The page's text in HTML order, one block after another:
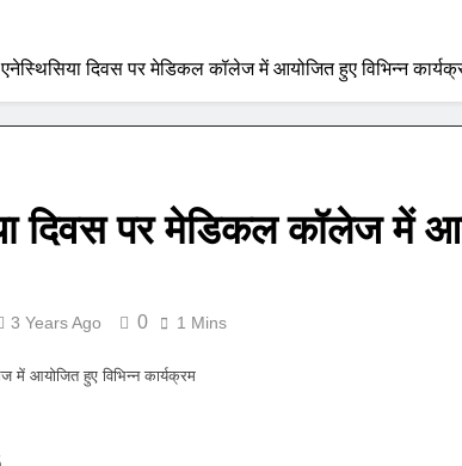
एनेस्थिसिया दिवस पर मेडिकल कॉलेज में आयोजित हुए विभिन्न
दिवस पर मेडिकल कॉलेज में
3 Years Ago 0 1 Mins
में आयोजित हुए विभिन्न कार्यक्रम